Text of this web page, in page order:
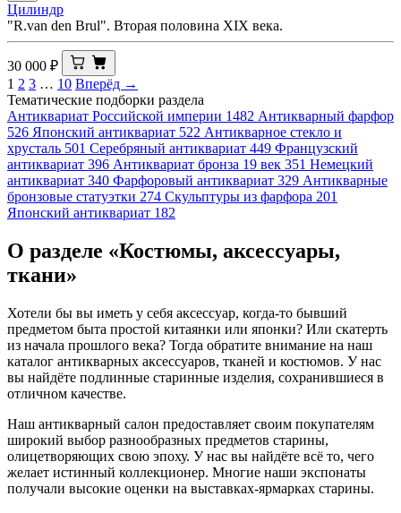
Цилиндр
"R.van den Brul". Вторая половина XIX века.
30 000 ₽
1 2 3 … 10 Вперёд →
Тематические подборки раздела
Антиквариат Российской империи 1482 Антикварный фарфор
526 Японский антиквариат 522 Антикварное стекло и
хрусталь 501 Серебряный антиквариат 449 Французский
антиквариат 396 Антиквариат бронза 19 век 351 Немецкий
антиквариат 340 Фарфоровый антиквариат 329 Антикварные
бронзовые статуэтки 274 Скульптуры из фарфора 201
Японский антиквариат 182
О разделе «Костюмы, аксессуары,
ткани»
Хотели бы вы иметь у себя аксессуар, когда-то бывший
предметом быта простой китаянки или японки? Или скатерть
из начала прошлого века? Тогда обратите внимание на наш
каталог антикварных аксессуаров, тканей и костюмов. У нас
вы найдёте подлинные старинные изделия, сохранившиеся в
отличном качестве.
Наш антикварный салон предоставляет своим покупателям
широкий выбор разнообразных предметов старины,
олицетворяющих свою эпоху. У нас вы найдёте всё то, чего
желает истинный коллекционер. Многие наши экспонаты
получали высокие оценки на выставках-ярмарках старины.